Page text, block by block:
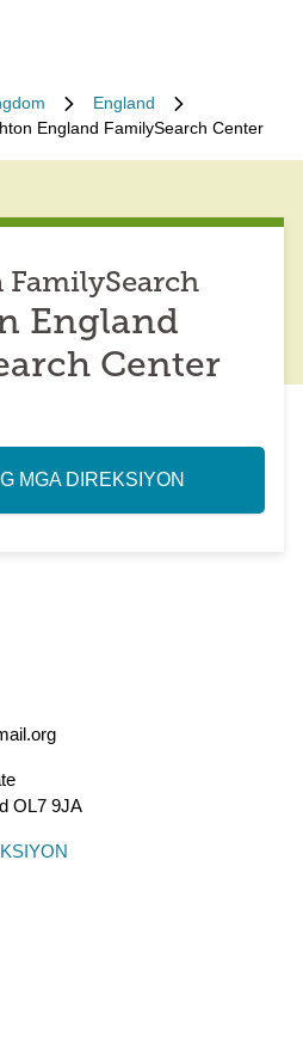
England
England FamilySearch Center
FamilySearch
England
Center
MGA DIREKSIYON
OL7 9JA